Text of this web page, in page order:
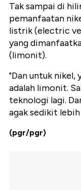
Tak sampai di
pemanfaatan
listrik (electric
yang
(limonit).
"Dan untuk
adalah limonit.
teknologi lagi.
agak sedikit lebih
(pgr/pgr)